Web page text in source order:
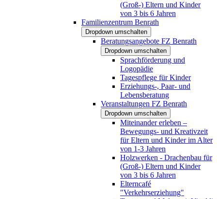
(Groß-) Eltern und Kinder
von 3 bis 6 Jahren
Familienzentrum Benrath
Dropdown umschalten
Beratungsangebote FZ Benrath
Dropdown umschalten
Sprachförderung und
Logopädie
Tagespflege für Kinder
Erziehungs-, Paar- und
Lebensberatung
Veranstaltungen FZ Benrath
Dropdown umschalten
Miteinander erleben –
Bewegungs- und Kreativzeit
für Eltern und Kinder im Alter
von 1-3 Jahren
Holzwerken - Drachenbau für
(Groß-) Eltern und Kinder
von 3 bis 6 Jahren
Elterncafé
"Verkehrserziehung"